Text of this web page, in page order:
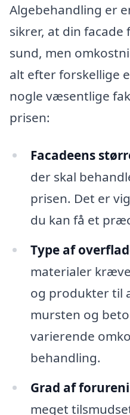
Algebehandling er
sikrer, at din
sund, men
alt efter forskellige
nogle væsentlige
prisen:
Facadeens
der skal
prisen. Det er
du kan få et
Type af
materialer
og produkter til
mursten og
varierende
behandling.
Grad af
meget